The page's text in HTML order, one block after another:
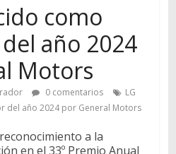
como
año 2024
Motors
0 comentarios
LG
del año 2024 por General Motors
a la
en el 33º Premio Anual